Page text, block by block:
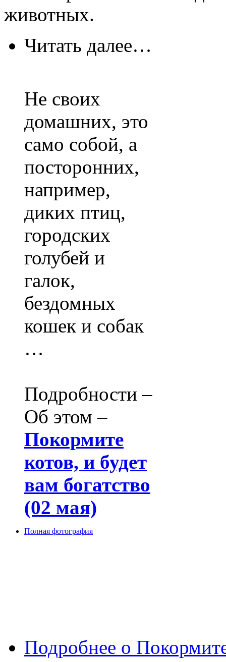
животных.
Читать далее…
Не своих
домашних, это
само собой, а
посторонних,
например,
диких птиц,
городских
голубей и
галок,
бездомных
кошек и собак
…
Подробности –
Об этом –
Покормите
котов, и будет
вам богатство
(02 мая)
Полная фотография
Подробнее о